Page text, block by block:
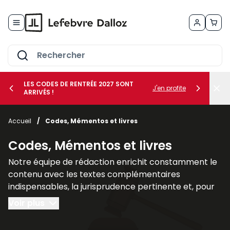
le sous-menu Vos métiers
le sous-menu Vos besoins
LES CODES DE RENTRÉE 2027 SONT
ARRIVÉS !
J'en profite
Accueil / Codes, Mémentos et livres
Codes, Mémentos et livres
Notre équipe de rédaction enrichit constamment le
contenu avec les textes complémentaires
indispensables, la jurisprudence pertinente et, pour
un nombre croissant de titres, des commentaires
explicatifs.